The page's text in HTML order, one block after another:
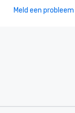
Meld een probleem